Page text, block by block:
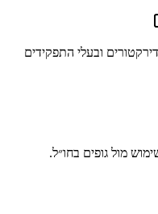
ובעלי התפקידים
מול גופים בחו״ל.